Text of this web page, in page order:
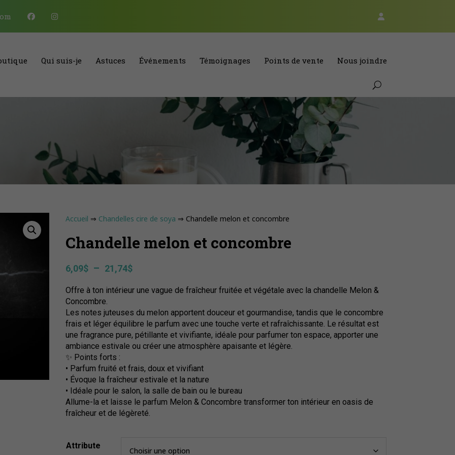
Qui suis-je Astuces Événements Témoignages Points de vente Nous joindre
Accueil ⇒ Chandelles cire de soya ⇒ Chandelle melon et concombre
Chandelle melon et concombre
6,09$ – 21,74$Plage
prix :
à
21,74$
Offre à ton intérieur une vague de fraîcheur fruitée et végétale avec la chandelle Melon &
Concombre.
Les notes juteuses du melon apportent douceur et gourmandise, tandis que le concombre
frais et léger équilibre le parfum avec une touche verte et rafraîchissante. Le résultat est
une fragrance pure, pétillante et vivifiante, idéale pour parfumer ton espace, apporter une
ambiance estivale ou créer une atmosphère apaisante et légère.
✨ Points forts :
• Parfum fruité et frais, doux et vivifiant
• Évoque la fraîcheur estivale et la nature
• Idéale pour le salon, la salle de bain ou le bureau
Allume-la et laisse le parfum Melon & Concombre transformer ton intérieur en oasis de
fraîcheur et de légèreté.
Attribute